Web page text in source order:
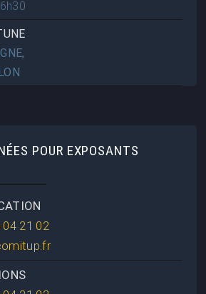
POUR EXPOSANTS
04 21 02